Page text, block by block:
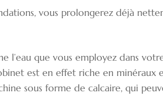
vous prolongerez déjà
l’eau que vous employez dans
est en effet riche en minéraux
sous forme de calcaire, qui